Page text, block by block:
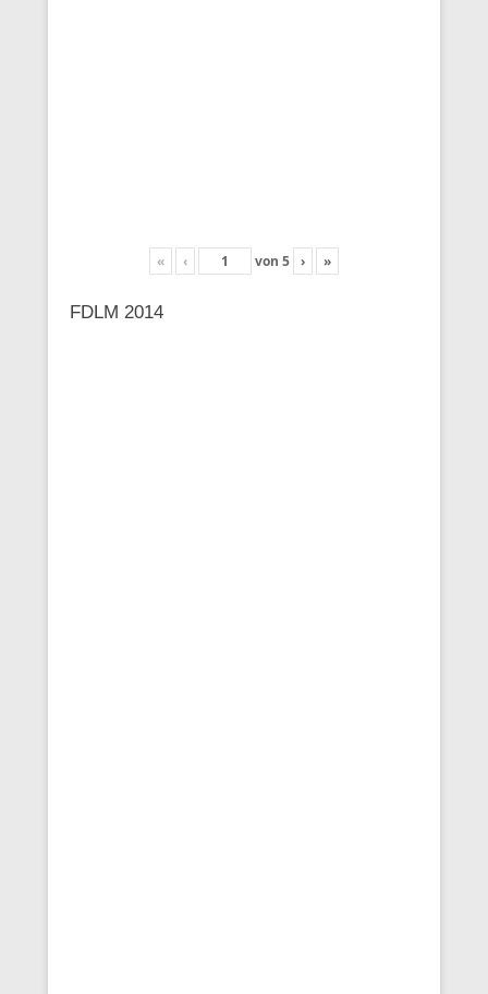
« ‹ von 5 › »
FDLM 2014